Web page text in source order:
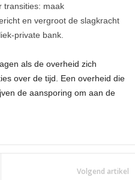
transities: maak
en vergroot de slagkracht
private bank.
als de overheid zich
over de tijd. Een overheid die
de aansporing om aan de
Volgend artikel